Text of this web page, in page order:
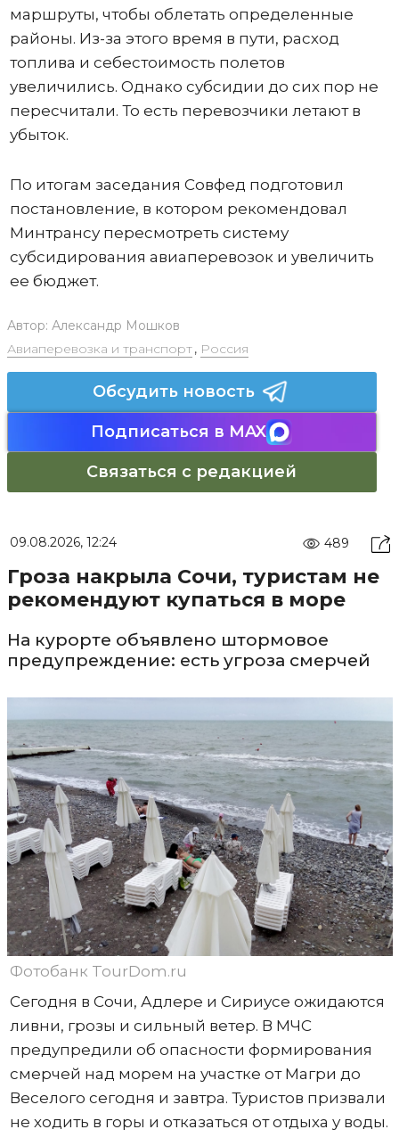
маршруты, чтобы облетать определенные
районы. Из-за этого время в пути, расход
топлива и себестоимость полетов
увеличились. Однако субсидии до сих пор не
пересчитали. То есть перевозчики летают в
убыток.
По итогам заседания Совфед подготовил
постановление, в котором рекомендовал
Минтрансу пересмотреть систему
субсидирования авиаперевозок и увеличить
ее бюджет.
Автор: Александр Мошков
Авиаперевозка и транспорт, Россия
Обсудить новость
Подписаться в MAX
Связаться с редакцией
09.08.2026, 12:24 489
Гроза накрыла Сочи, туристам не
рекомендуют купаться в море
На курорте объявлено штормовое
предупреждение: есть угроза смерчей
Фотобанк TourDom.ru
Сегодня в Сочи, Адлере и Сириусе ожидаются
ливни, грозы и сильный ветер. В МЧС
предупредили об опасности формирования
смерчей над морем на участке от Магри до
Веселого сегодня и завтра. Туристов призвали
не ходить в горы и отказаться от отдыха у воды.